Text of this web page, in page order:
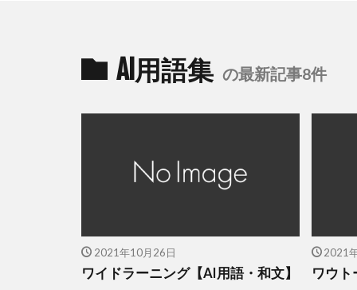
AI用語集 の最新記事8件
2021年10月26日
ワイドラーニング【AI用語・和文】
2021
ワウト